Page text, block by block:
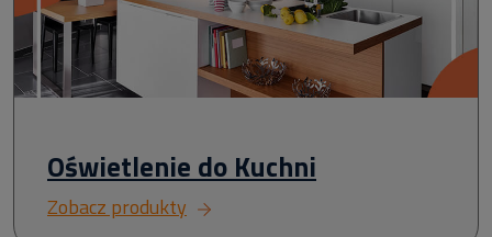
Oświetlenie do Kuchni
Zobacz produkty